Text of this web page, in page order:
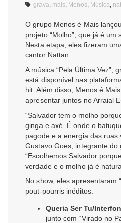
grava mais Menos Música
O grupo Menos é Mais
projeto “Molho”, que já é um
Nesta etapa, eles fizeram
cantor Nattan.
A música “Pela Última Vez”,
está disponível nas
hit. Além disso, Menos é
apresentar juntos no Arraial
“Salvador tem o molho
ginga e axé. É onde o
pagode e a energia das ruas
Gustavo Goes, integrante do
“Escolhemos Salvador
verdade e o molho já é
No show, eles apresentaram
pout-pourris inéditos.
Queria Ser Tu/
junto com “Virado no